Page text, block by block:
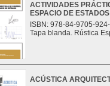
ACTIVIDADES
ESPACIO DE ESTADOS
ISBN: 978-84-9705-
Tapa blanda. Rústica
ACÚSTICA